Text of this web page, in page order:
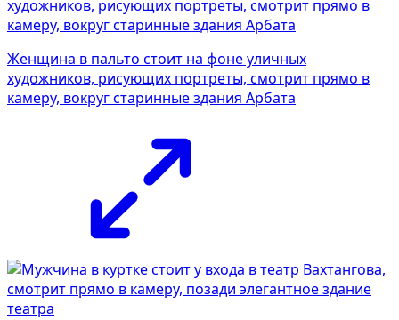
Женщина в пальто стоит на фоне уличных
художников, рисующих портреты, смотрит прямо в
камеру, вокруг старинные здания Арбата